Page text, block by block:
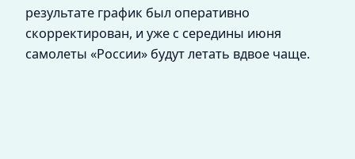
результате график был оперативно
скорректирован, и уже с середины июня
самолеты «России» будут летать вдвое чаще.